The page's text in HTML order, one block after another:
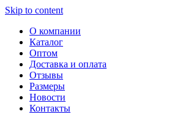
Skip to content
О компании
Каталог
Оптом
Доставка и оплата
Отзывы
Размеры
Новости
Контакты